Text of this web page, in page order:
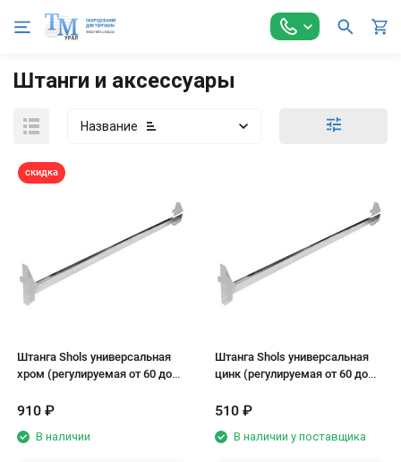
Главная Торговое оборудование Стеллажи торговые
Штанги и аксессуары
Название
скидка
Штанга Shols универсальная
хром (регулируемая от 60 до
910 ₽
В наличии
Штанга Shols универсальная
цинк (регулируемая от 60 до
510 ₽
В наличии у поставщика